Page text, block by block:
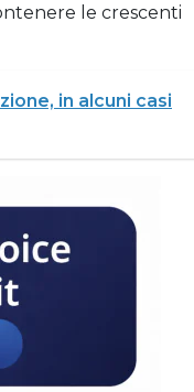
le crescenti
in alcuni casi